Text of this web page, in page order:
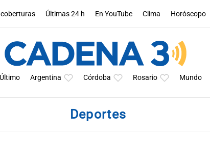
Últimas 24 h En YouTube Clima Horóscopo
Argentina Córdoba Rosario Mundo
Deportes